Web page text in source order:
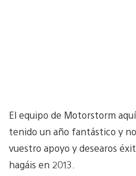
El equipo de Motorstorm
tenido un año fantástico y
vuestro apoyo y desearos
hagáis en 2013.